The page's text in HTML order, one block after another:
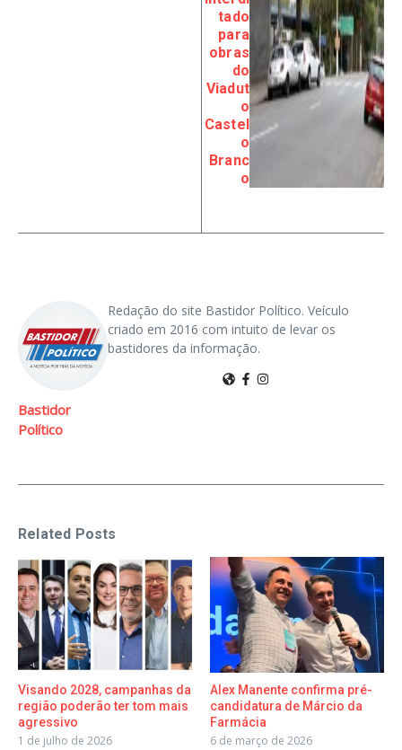
tado
para
obras
do
Viadut
o
Castel
o
Branc
o
Bastidor
Político
Redação do site Bastidor Político. Veículo
criado em 2016 com intuito de levar os
bastidores da informação.
Related Posts
Visando 2028, campanhas da
região poderão ter tom mais
agressivo
1 de julho de 2026
Alex Manente confirma pré-
candidatura de Márcio da
Farmácia
6 de março de 2026